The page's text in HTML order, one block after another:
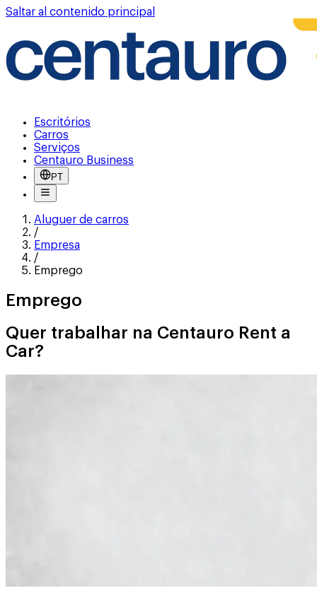
Saltar al contenido principal
Escritórios
Carros
Serviços
Centauro Business
PT
Aluguer de carros
/
Empresa
/
Emprego
Emprego
Quer trabalhar na Centauro Rent a
Car?